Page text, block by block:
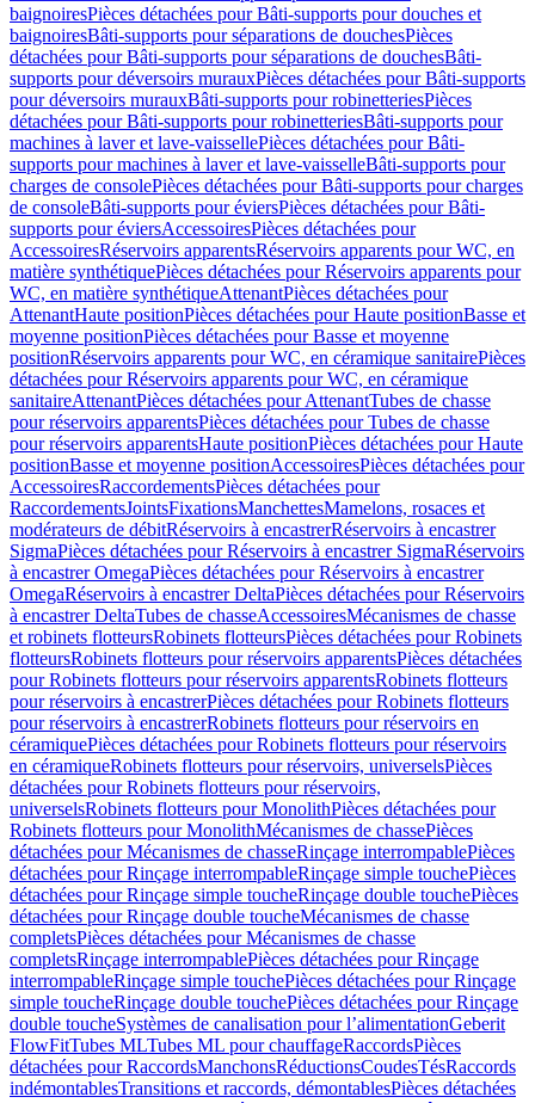
baignoiresPièces détachées pour Bâti-supports pour douches et
baignoiresBâti-supports pour séparations de douchesPièces
détachées pour Bâti-supports pour séparations de douchesBâti-
supports pour déversoirs murauxPièces détachées pour Bâti-supports
pour déversoirs murauxBâti-supports pour robinetteriesPièces
détachées pour Bâti-supports pour robinetteriesBâti-supports pour
machines à laver et lave-vaissellePièces détachées pour Bâti-
supports pour machines à laver et lave-vaisselleBâti-supports pour
charges de consolePièces détachées pour Bâti-supports pour charges
de consoleBâti-supports pour éviersPièces détachées pour Bâti-
supports pour éviersAccessoiresPièces détachées pour
AccessoiresRéservoirs apparentsRéservoirs apparents pour WC, en
matière synthétiquePièces détachées pour Réservoirs apparents pour
WC, en matière synthétiqueAttenantPièces détachées pour
AttenantHaute positionPièces détachées pour Haute positionBasse et
moyenne positionPièces détachées pour Basse et moyenne
positionRéservoirs apparents pour WC, en céramique sanitairePièces
détachées pour Réservoirs apparents pour WC, en céramique
sanitaireAttenantPièces détachées pour AttenantTubes de chasse
pour réservoirs apparentsPièces détachées pour Tubes de chasse
pour réservoirs apparentsHaute positionPièces détachées pour Haute
positionBasse et moyenne positionAccessoiresPièces détachées pour
AccessoiresRaccordementsPièces détachées pour
RaccordementsJointsFixationsManchettesMamelons, rosaces et
modérateurs de débitRéservoirs à encastrerRéservoirs à encastrer
SigmaPièces détachées pour Réservoirs à encastrer SigmaRéservoirs
à encastrer OmegaPièces détachées pour Réservoirs à encastrer
OmegaRéservoirs à encastrer DeltaPièces détachées pour Réservoirs
à encastrer DeltaTubes de chasseAccessoiresMécanismes de chasse
et robinets flotteursRobinets flotteursPièces détachées pour Robinets
flotteursRobinets flotteurs pour réservoirs apparentsPièces détachées
pour Robinets flotteurs pour réservoirs apparentsRobinets flotteurs
pour réservoirs à encastrerPièces détachées pour Robinets flotteurs
pour réservoirs à encastrerRobinets flotteurs pour réservoirs en
céramiquePièces détachées pour Robinets flotteurs pour réservoirs
en céramiqueRobinets flotteurs pour réservoirs, universelsPièces
détachées pour Robinets flotteurs pour réservoirs,
universelsRobinets flotteurs pour MonolithPièces détachées pour
Robinets flotteurs pour MonolithMécanismes de chassePièces
détachées pour Mécanismes de chasseRinçage interrompablePièces
détachées pour Rinçage interrompableRinçage simple touchePièces
détachées pour Rinçage simple toucheRinçage double touchePièces
détachées pour Rinçage double toucheMécanismes de chasse
completsPièces détachées pour Mécanismes de chasse
completsRinçage interrompablePièces détachées pour Rinçage
interrompableRinçage simple touchePièces détachées pour Rinçage
simple toucheRinçage double touchePièces détachées pour Rinçage
double toucheSystèmes de canalisation pour l’alimentationGeberit
FlowFitTubes MLTubes ML pour chauffageRaccordsPièces
détachées pour RaccordsManchonsRéductionsCoudesTésRaccords
indémontablesTransitions et raccords, démontablesPièces détachées